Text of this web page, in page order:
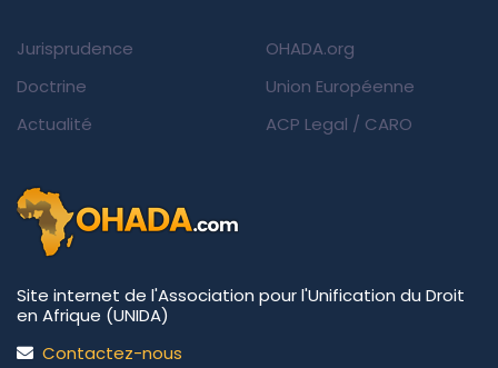
Jurisprudence
Doctrine
Actualité
OHADA.org
Union Européenne
ACP Legal / CARO
Site internet de l'Association pour l'Unification du Droit
en Afrique (UNIDA)
Contactez-nous